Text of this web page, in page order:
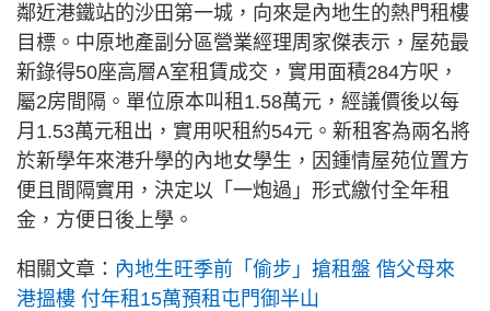
鄰近港鐵站的沙田第一城，向來是內地生的熱門租樓
目標。中原地產副分區營業經理周家傑表示，屋苑最
新錄得50座高層A室租賃成交，實用面積284方呎，
屬2房間隔。單位原本叫租1.58萬元，經議價後以每
月1.53萬元租出，實用呎租約54元。新租客為兩名將
於新學年來港升學的內地女學生，因鍾情屋苑位置方
便且間隔實用，決定以「一炮過」形式繳付全年租
金，方便日後上學。
相關文章： 內地生旺季前「偷步」搶租盤 偕父母來
港搵樓 付年租15萬預租屯門御半山